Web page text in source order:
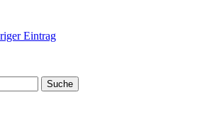
Eintrag